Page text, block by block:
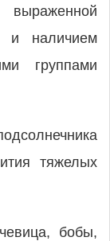
и наличием
группами
тяжелых
бобы,